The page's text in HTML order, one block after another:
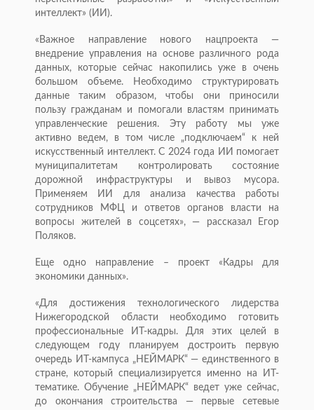
интеллект» (ИИ).
«Важное направление нового нацпроекта —
внедрение управления на основе различного рода
данных, которые сейчас накопились уже в очень
большом объеме. Необходимо структурировать
данные таким образом, чтобы они приносили
пользу гражданам и помогали властям принимать
управленческие решения. Эту работу мы уже
активно ведем, в том числе „подключаем“ к ней
искусственный интеллект. С 2024 года ИИ помогает
муниципалитетам контролировать состояние
дорожной инфраструктуры и вывоз мусора.
Применяем ИИ для анализа качества работы
сотрудников МФЦ и ответов органов власти на
вопросы жителей в соцсетях», — рассказал Егор
Поляков.
Еще одно направление – проект «Кадры для
экономики данных».
«Для достижения технологического лидерства
Нижегородской области необходимо готовить
профессиональные ИТ-кадры. Для этих целей в
следующем году планируем достроить первую
очередь ИТ-кампуса „НЕЙМАРК“ — единственного в
стране, который специализируется именно на ИТ-
тематике. Обучение „НЕЙМАРК“ ведет уже сейчас,
до окончания строительства — первые сетевые